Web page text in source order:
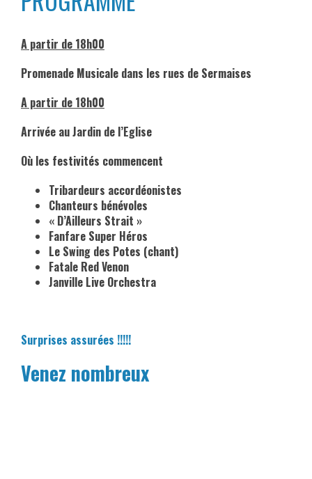
A partir de 18h00
Promenade Musicale dans les rues de Sermaises
A partir de 18h00
Arrivée au Jardin de l’Eglise
Où les festivités commencent
Tribardeurs accordéonistes
Chanteurs bénévoles
« D’Ailleurs Strait »
Fanfare Super Héros
Le Swing des Potes (chant)
Fatale Red Venon
Janville Live Orchestra
Surprises assurées !!!!!
Venez nombreux